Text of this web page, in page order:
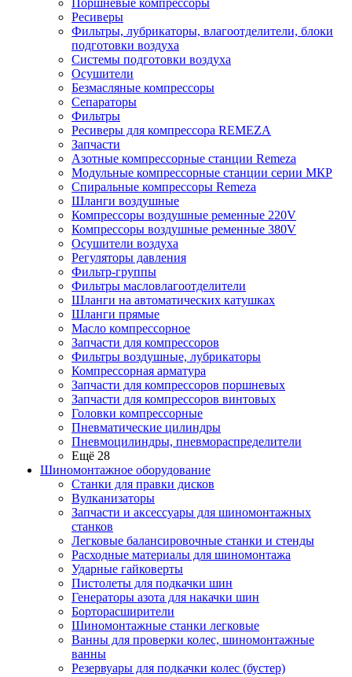
Поршневые компрессоры
Ресиверы
Фильтры, лубрикаторы, влагоотделители, блоки
подготовки воздуха
Системы подготовки воздуха
Осушители
Безмасляные компрессоры
Сепараторы
Фильтры
Ресиверы для компрессора REMEZA
Запчасти
Азотные компрессорные станции Remeza
Модульные компрессорные станции серии МКР
Спиральные компрессоры Remeza
Шланги воздушные
Компрессоры воздушные ременные 220V
Компрессоры воздушные ременные 380V
Осушители воздуха
Регуляторы давления
Фильтр-группы
Фильтры масловлагоотделители
Шланги на автоматических катушках
Шланги прямые
Масло компрессорное
Запчасти для компрессоров
Фильтры воздушные, лубрикаторы
Компрессорная арматура
Запчасти для компрессоров поршневых
Запчасти для компрессоров винтовых
Головки компрессорные
Пневматические цилиндры
Пневмоцилиндры, пневмораспределители
Ещё 28
Шиномонтажное оборудование
Станки для правки дисков
Вулканизаторы
Запчасти и аксессуары для шиномонтажных
станков
Легковые балансировочные станки и стенды
Расходные материалы для шиномонтажа
Ударные гайковерты
Пистолеты для подкачки шин
Генераторы азота для накачки шин
Борторасширители
Шиномонтажные станки легковые
Ванны для проверки колес, шиномонтажные
ванны
Резервуары для подкачки колес (бустер)